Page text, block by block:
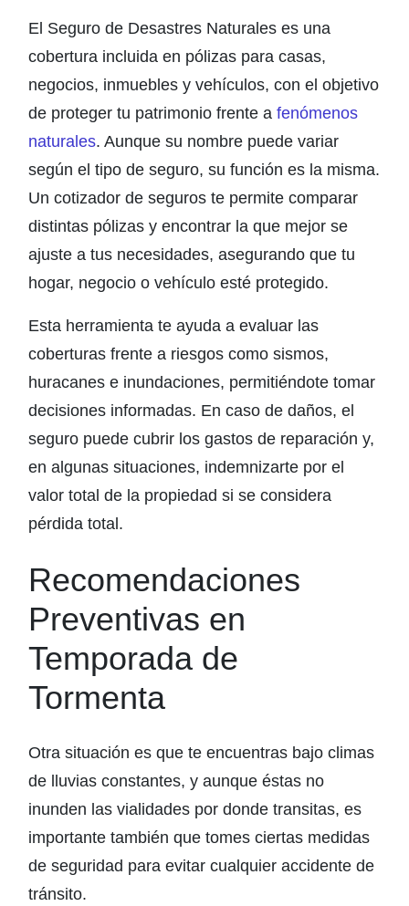
El Seguro de Desastres Naturales es una
cobertura incluida en pólizas para casas,
negocios, inmuebles y vehículos, con el objetivo
de proteger tu patrimonio frente a fenómenos
naturales. Aunque su nombre puede variar
según el tipo de seguro, su función es la misma.
Un cotizador de seguros te permite comparar
distintas pólizas y encontrar la que mejor se
ajuste a tus necesidades, asegurando que tu
hogar, negocio o vehículo esté protegido.
Esta herramienta te ayuda a evaluar las
coberturas frente a riesgos como sismos,
huracanes e inundaciones, permitiéndote tomar
decisiones informadas. En caso de daños, el
seguro puede cubrir los gastos de reparación y,
en algunas situaciones, indemnizarte por el
valor total de la propiedad si se considera
pérdida total.
Recomendaciones
Preventivas en
Temporada de
Tormenta
Otra situación es que te encuentras bajo climas
de lluvias constantes, y aunque éstas no
inunden las vialidades por donde transitas, es
importante también que tomes ciertas medidas
de seguridad para evitar cualquier accidente de
tránsito.